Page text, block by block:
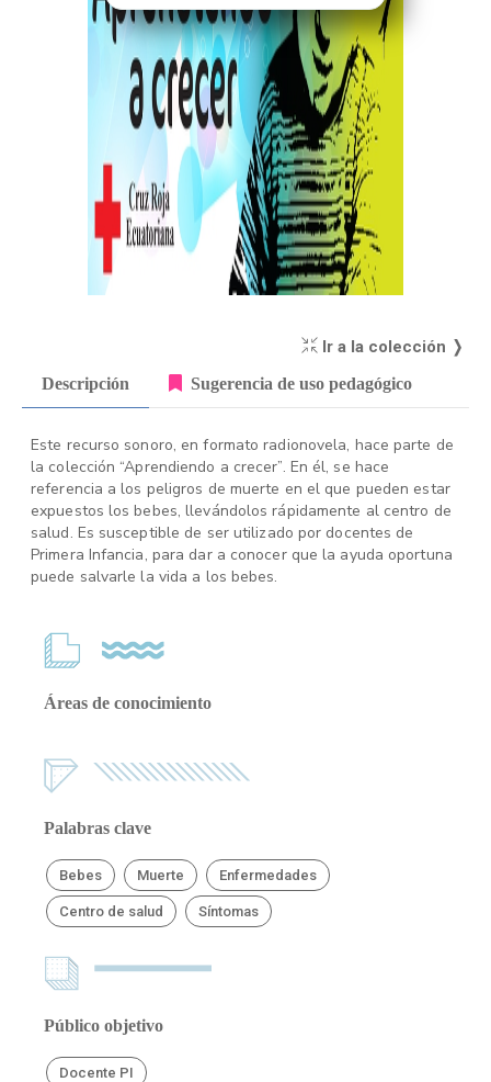
Ir a la colección ❭
Descripción Sugerencia de uso pedagógico
Este recurso sonoro, en formato radionovela, hace parte de
la colección “Aprendiendo a crecer”. En él, se hace
referencia a los peligros de muerte en el que pueden estar
expuestos los bebes, llevándolos rápidamente al centro de
salud. Es susceptible de ser utilizado por docentes de
Primera Infancia, para dar a conocer que la ayuda oportuna
puede salvarle la vida a los bebes.
Áreas de conocimiento
Palabras clave
Bebes Muerte Enfermedades
Centro de salud Síntomas
Público objetivo
Docente PI